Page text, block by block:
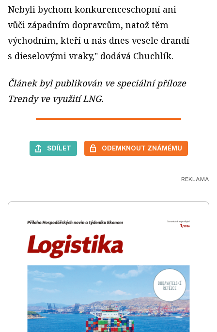
Nebyli bychom konkurenceschopní ani
vůči západním dopravcům, natož těm
východním, kteří u nás dnes vesele drandí
s dieselovými vraky," dodává Chuchlík.
Článek byl publikován ve speciální příloze
Trendy ve využití LNG.
SDÍLET ODEMKNOUT ZNÁMÉMU